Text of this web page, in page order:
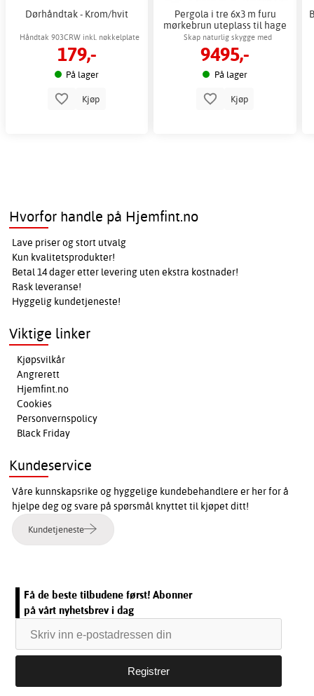
Dørhåndtak - Krom/hvit
Håndtak 903CRW inkl. nøkkelplate
179,-
På lager
Kjøp
Pergola i tre 6x3 m furu
mørkebrun uteplass til hage
Skap naturlig skygge med
værbestandig furu
9495,-
På lager
Kjøp
Hvorfor handle på Hjemfint.no
Lave priser og stort utvalg
Kun kvalitetsprodukter!
Betal 14 dager etter levering uten ekstra kostnader!
Rask leveranse!
Hyggelig kundetjeneste!
Viktige linker
Kjøpsvilkår
Angrerett
Hjemfint.no
Cookies
Personvernspolicy
Black Friday
Kundeservice
Våre kunnskapsrike og hyggelige kundebehandlere er her for å
hjelpe deg og svare på spørsmål knyttet til kjøpet ditt!
Kundetjeneste
Få de beste tilbudene først! Abonner
på vårt nyhetsbrev i dag